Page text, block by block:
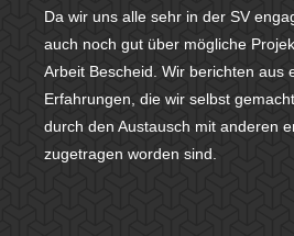
Da wir uns alle sehr in der SV
auch noch gut über mögliche
Arbeit Bescheid. Wir berichten aus
Erfahrungen, die wir selbst
durch den Austausch mit anderen
zugetragen worden sind.